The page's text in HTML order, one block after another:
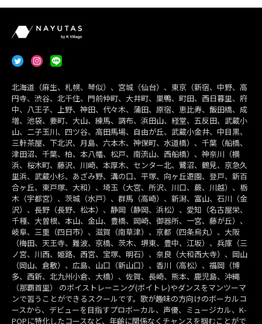
北海道（麻生、札幌、琴似）、宮城（仙台）、東京（新宿、中野、高
円寺、渋谷、北千住、門前仲町、大井町、巣鴨、町田、西日暮里、府
中、八王子、上野、神田、代々木、蒲田、原宿、恵比寿、飯田橋、成
増、池袋、要町、大山、練馬、調布、浜田山、経堂、五反田、武蔵小
山、二子玉川、四ツ谷、高田馬場、自由が丘、武蔵小金井、中目黒、
三軒茶屋、下北沢、月島、六本木、神保町、水道橋）、千葉（船橋、
津田沼、千葉、柏、本八幡、松戸、南流山、西船橋）、神奈川（横
浜、桜木町、藤沢、川崎、本厚木、センター北、鷺沼、鶴見、京急久
里浜、武蔵小杉、あざみ野、溝の口、平塚、向ヶ丘遊園、登戸、新百
合ヶ丘、東戸塚、大和）、埼玉（大宮、所沢、川口、蕨、川越）、栃
木（宇都宮）、茨城（水戸）、群馬（高崎）、新潟、富山、石川（金
沢）、長野（長野、松本）、静岡（静岡、浜松）、愛知（名古屋栄、
千種、大曽根、本山、金山、豊橋、岡崎、御器所、一宮、藤が丘）、
岐阜、三重（四日市）、滋賀（南草津）、京都（四条烏丸）、大阪
（梅田、天王寺、難波、京橋、茨木、堺東、豊中、江坂）、兵庫（三
ノ宮、川西、姫路、西宮、宝塚、明石）、奈良（大和西大寺）、岡山
（岡山、倉敷）、広島、山口（新山口）、香川（高松）、福岡（博
多、西新、北九州小倉、大橋）、佐賀、長崎、熊本、鹿児島、沖縄
（那覇首里） のボイストレーニング(ボイトレ)やダンスをマンツーマ
ンで習うことができるスクールです。歌が趣味の方向けのボーカルコ
ースから、デビューを目指すプロボーカル、声優、ミュージカル、K-
POPに特化したコースなど、年齢に関係なくチャンスを掴むことがで